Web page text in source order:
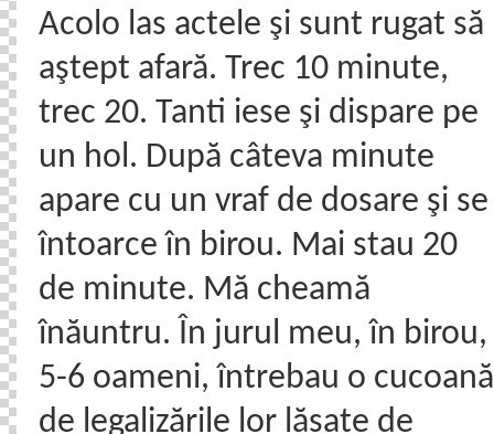
Acolo las actele şi sunt rugat să
aştept afară. Trec 10 minute,
trec 20. Tanti iese şi dispare pe
un hol. După câteva minute
apare cu un vraf de dosare şi se
întoarce în birou. Mai stau 20
de minute. Mă cheamă
înăuntru. În jurul meu, în birou,
5-6 oameni, întrebau o cucoană
de legalizările lor lăsate de